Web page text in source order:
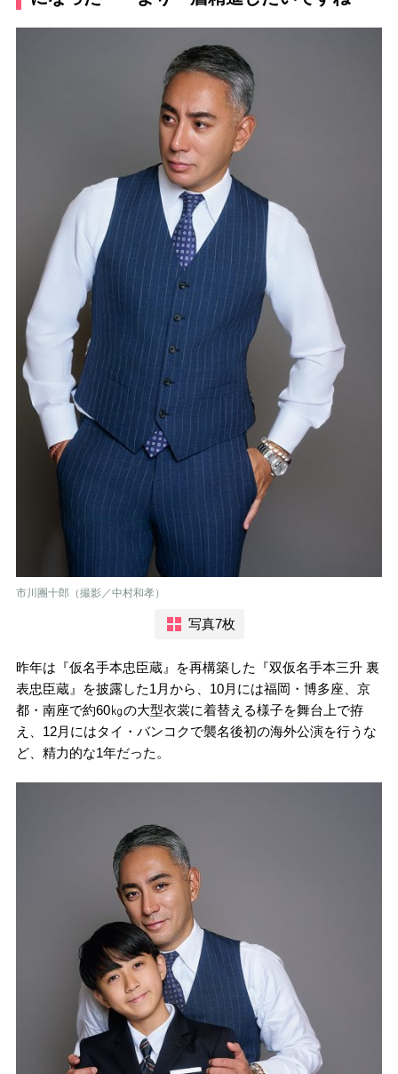
市川團十郎（撮影／中村和孝）
写真7枚
昨年は『仮名手本忠臣蔵』を再構築した『双仮名手本三升 裏
表忠臣蔵』を披露した1月から、10月には福岡・博多座、京
都・南座で約60㎏の大型衣裳に着替える様子を舞台上で拵
え、12月にはタイ・バンコクで襲名後初の海外公演を行うな
ど、精力的な1年だった。